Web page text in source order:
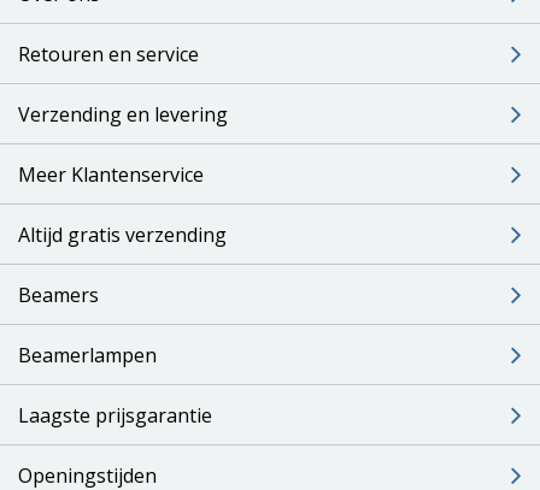
Retouren en service
Verzending en levering
Meer Klantenservice
Altijd gratis verzending
Beamers
Beamerlampen
Laagste prijsgarantie
Openingstijden